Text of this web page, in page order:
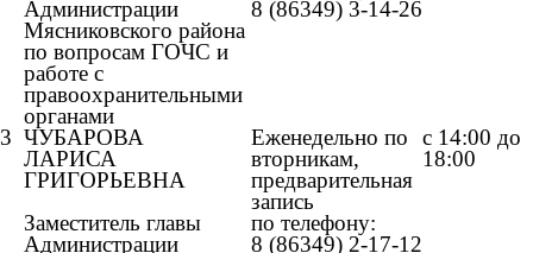
Администрации
Мясниковского района
по вопросам ГОЧС и
работе с
правоохранительными
органами
8 (86349) 3-14-26
3 ЧУБАРОВА
ЛАРИСА
ГРИГОРЬЕВНА
Заместитель главы
Администрации
Еженедельно по
вторникам,
предварительная
запись
по телефону:
8 (86349) 2-17-12
с 14:00 до
18:00